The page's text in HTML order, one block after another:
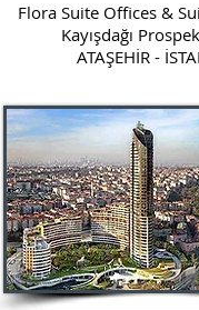
Flora Suite Offices &
Kayışdağı
ATAŞEHİR -